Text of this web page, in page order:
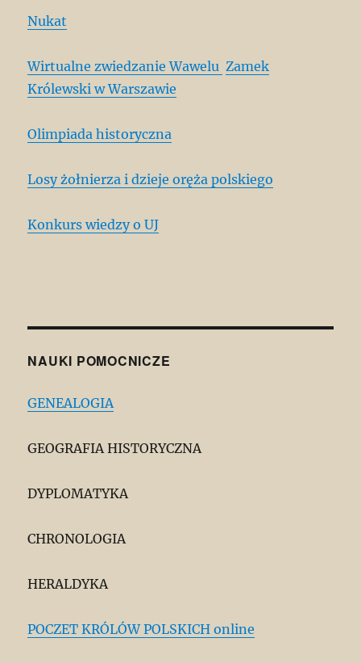
Nukat
Wirtualne zwiedzanie Wawelu Zamek
Królewski w Warszawie
Olimpiada historyczna
Losy żołnierza i dzieje oręża polskiego
Konkurs wiedzy o UJ
NAUKI POMOCNICZE
GENEALOGIA
GEOGRAFIA HISTORYCZNA
DYPLOMATYKA
CHRONOLOGIA
HERALDYKA
POCZET KRÓLÓW POLSKICH online